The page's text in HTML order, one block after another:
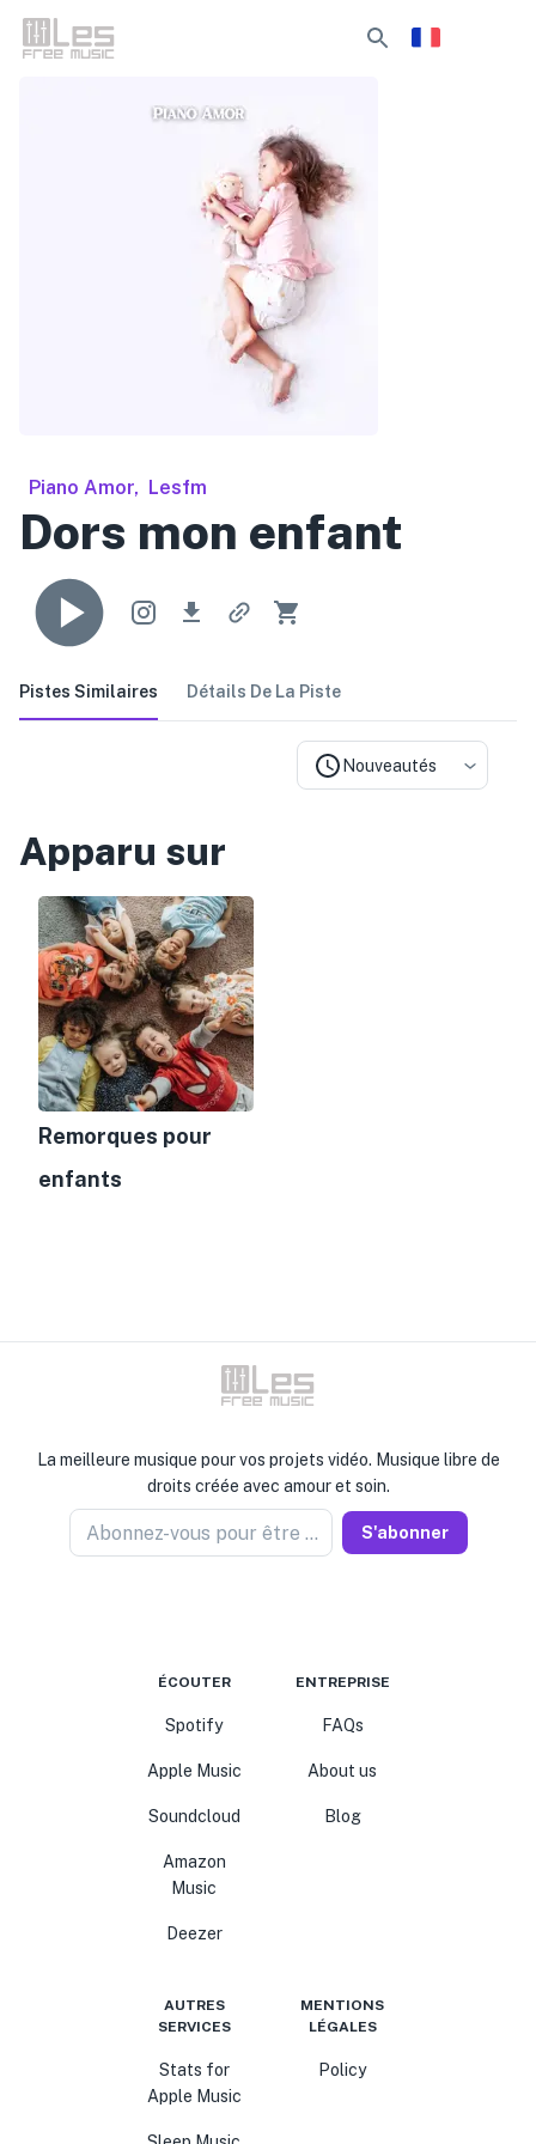
Piano Amor, Lesfm
Dors mon enfant
Pistes Similaires Détails De La Piste
Nouveautés
Apparu sur
Remorques pour
enfants
La meilleure musique pour vos projets vidéo. Musique libre de
droits créée avec amour et soin.
Abonnez-vous pour être informé S'abonner
ÉCOUTER
Spotify
Apple Music
Soundcloud
Amazon
Music
Deezer
ENTREPRISE
FAQs
About us
Blog
AUTRES
SERVICES
Stats for
Apple Music
MENTIONS
LÉGALES
Policy